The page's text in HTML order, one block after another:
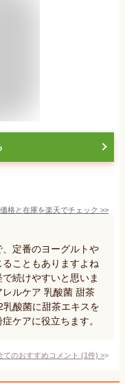
価格と在庫を楽天でチェック >>
定番のヨーグルトや
こともありますよね
続けやすいと思いま
ルケア 乳酸菌 甜茶
酸菌に甜茶エキスを
ケアに役立ちます。
てのおすすめコメント (1件) >